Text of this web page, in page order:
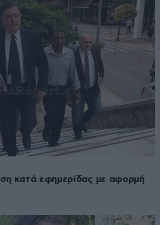
κατά εφημερίδας με αφορμή